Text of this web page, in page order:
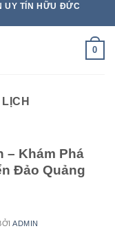
UY TÍN HỮU ĐỨC
0
LỊCH
– Khám Phá
Đảo Quảng
ADMIN